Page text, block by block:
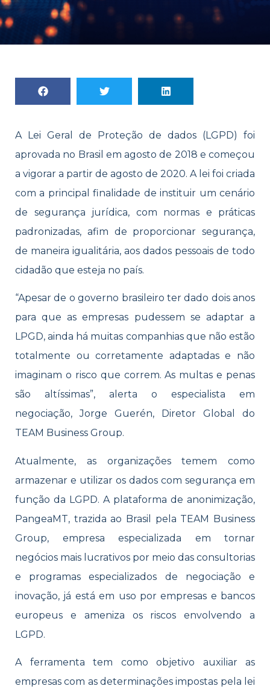
A Lei Geral de Proteção de dados (LGPD) foi
aprovada no Brasil em agosto de 2018 e começou
a vigorar a partir de agosto de 2020. A lei foi criada
com a principal finalidade de instituir um cenário
de segurança jurídica, com normas e práticas
padronizadas, afim de proporcionar segurança,
de maneira igualitária, aos dados pessoais de todo
cidadão que esteja no país.
“Apesar de o governo brasileiro ter dado dois anos
para que as empresas pudessem se adaptar a
LPGD, ainda há muitas companhias que não estão
totalmente ou corretamente adaptadas e não
imaginam o risco que correm. As multas e penas
são altíssimas”, alerta o especialista em
negociação, Jorge Guerén, Diretor Global do
TEAM Business Group.
Atualmente, as organizações temem como
armazenar e utilizar os dados com segurança em
função da LGPD. A plataforma de anonimização,
PangeaMT, trazida ao Brasil pela TEAM Business
Group, empresa especializada em tornar
negócios mais lucrativos por meio das consultorias
e programas especializados de negociação e
inovação, já está em uso por empresas e bancos
europeus e ameniza os riscos envolvendo a
LGPD.
A ferramenta tem como objetivo auxiliar as
empresas com as determinações impostas pela lei